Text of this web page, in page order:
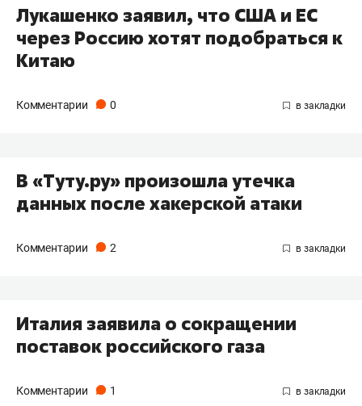
Лукашенко заявил, что США и ЕС
через Россию хотят подобраться к
Китаю
Комментарии 0
В «Туту.ру» произошла утечка
данных после хакерской атаки
Комментарии 2
Италия заявила о сокращении
поставок российского газа
Комментарии 1